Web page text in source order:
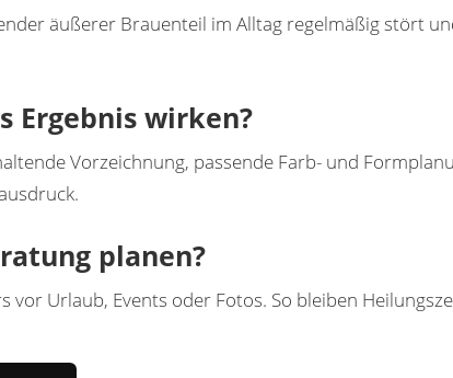
äußerer Brauenteil im Alltag regelmäßig stört
Ergebnis wirken?
Vorzeichnung, passende Farb- und
planen?
vor Urlaub, Events oder Fotos. So bleiben